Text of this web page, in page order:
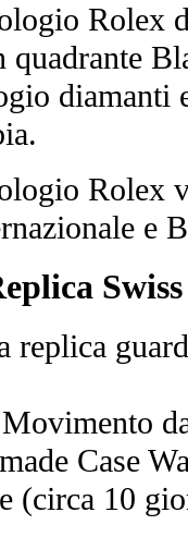
Rolex
quadrante
Rolex
e
replica
Case
(circa 10